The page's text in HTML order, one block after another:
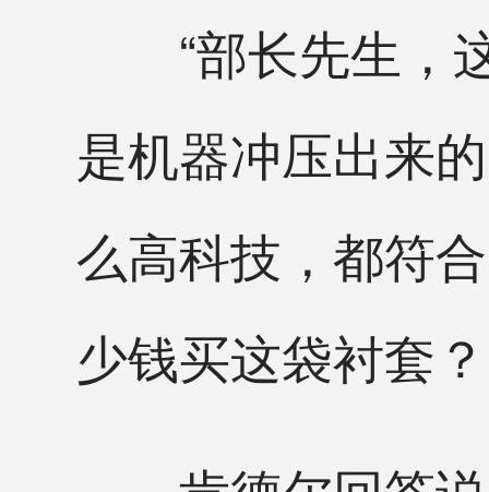
“部长先生，这
是机器冲压出来
么高科技，都符
少钱买这袋衬套